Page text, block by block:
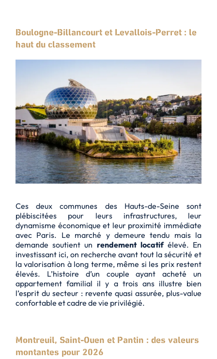
Boulogne-Billancourt et Levallois-Perret : le
haut du classement
Ces deux communes des Hauts-de-Seine sont
plébiscitées pour leurs infrastructures, leur
dynamisme économique et leur proximité immédiate
avec Paris. Le marché y demeure tendu mais la
demande soutient un rendement locatifélevé. En
investissant ici, on recherche avant tout la sécurité et
la valorisation à long terme, même si les prix restent
élevés. L’histoire d’un couple ayant acheté un
appartement familial il y a trois ans illustre bien
l’esprit du secteur : revente quasi assurée, plus-value
confortable et cadre de vie privilégié.
Montreuil, Saint-Ouen et Pantin : des valeurs
montantes pour 2026